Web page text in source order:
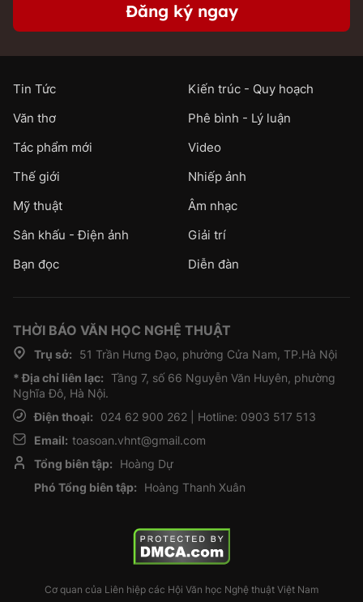
Đăng ký ngay
Tin Tức
Kiến trúc - Quy hoạch
Văn thơ
Phê bình - Lý luận
Tác phẩm mới
Video
Thế giới
Nhiếp ảnh
Mỹ thuật
Âm nhạc
Sân khấu - Điện ảnh
Giải trí
Bạn đọc
Diễn đàn
THỜI BÁO VĂN HỌC NGHỆ THUẬT
Trụ sở:
51 Trần Hưng Đạo, phường Cửa Nam, TP.Hà Nội
* Địa chỉ liên lạc: Tầng 7, số 66 Nguyễn Văn Huyên, phường
Nghĩa Đô, Hà Nội.
Điện thoại:
024 62 900 262 | Hotline: 0903 517 513
Email: toasoan.vhnt@gmail.com
Tổng biên tập:
Hoàng Dự
Phó Tổng biên tập:
Hoàng Thanh Xuân
Cơ quan của Liên hiệp các Hội Văn học Nghệ thuật Việt Nam